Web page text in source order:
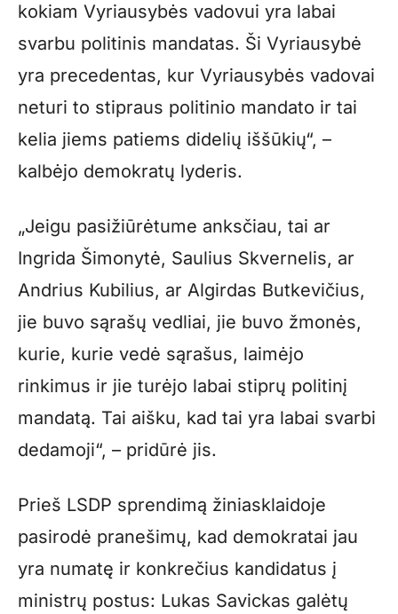
kokiam Vyriausybės vadovui yra labai
svarbu politinis mandatas. Ši Vyriausybė
yra precedentas, kur Vyriausybės vadovai
neturi to stipraus politinio mandato ir tai
kelia jiems patiems didelių iššūkių“, –
kalbėjo demokratų lyderis.
„Jeigu pasižiūrėtume anksčiau, tai ar
Ingrida Šimonytė, Saulius Skvernelis, ar
Andrius Kubilius, ar Algirdas Butkevičius,
jie buvo sąrašų vedliai, jie buvo žmonės,
kurie, kurie vedė sąrašus, laimėjo
rinkimus ir jie turėjo labai stiprų politinį
mandatą. Tai aišku, kad tai yra labai svarbi
dedamoji“, – pridūrė jis.
Prieš LSDP sprendimą žiniasklaidoje
pasirodė pranešimų, kad demokratai jau
yra numatę ir konkrečius kandidatus į
ministrų postus: Lukas Savickas galėtų